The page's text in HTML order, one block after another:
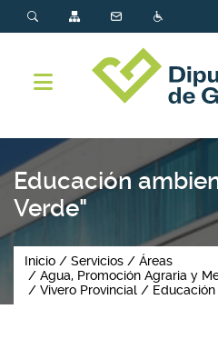
Educación
Verde"
Inicio Servicios
Áreas
Agua, Promoción Agraria y
Vivero Provincial